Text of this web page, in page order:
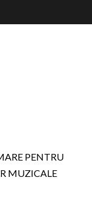
PENTRU
MUZICALE